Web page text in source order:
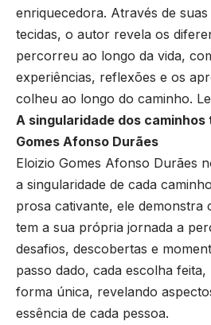
enriquecedora. Através de
tecidas, o autor revela os
percorreu ao longo da vida,
experiências, reflexões e os
colheu ao longo do caminho.
A singularidade dos
Gomes Afonso Durães
Eloizio Gomes Afonso Durães
a singularidade de cada
prosa cativante, ele demonstra
tem a sua própria jornada a
desafios, descobertas e
passo dado, cada escolha
forma única, revelando
essência de cada pessoa.